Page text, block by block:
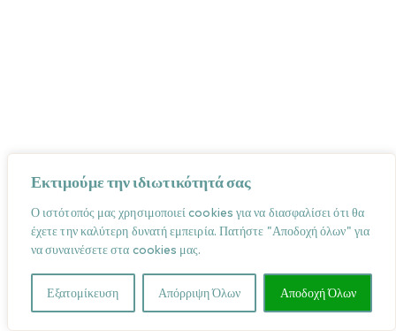
Εκτιμούμε την ιδιωτικότητά σας
Ο ιστότοπός μας χρησιμοποιεί cookies για να διασφαλίσει ότι θα
έχετε την καλύτερη δυνατή εμπειρία. Πατήστε "Αποδοχή όλων" για
να συναινέσετε στα cookies μας.
Εξατομίκευση Απόρριψη Όλων Αποδοχή Όλων